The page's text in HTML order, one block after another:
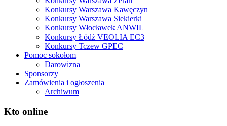
Konkursy Warszawa Kawęczyn
Konkursy Warszawa Siekierki
Konkursy Włocławek ANWIL
Konkursy Łódź VEOLIA EC3
Konkursy Tczew GPEC
Pomoc sokołom
Darowizna
Sponsorzy
Zamówienia i ogłoszenia
Archiwum
Kto online